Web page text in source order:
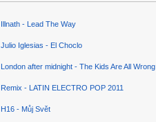
Illnath - Lead The Way
Julio Iglesias - El Choclo
London after midnight - The Kids Are All Wrong
Remix - LATIN ELECTRO POP 2011
H16 - Můj Svět